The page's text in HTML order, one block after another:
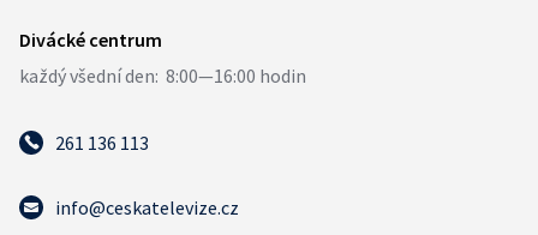
261 136 113
info@ceskatelevize.cz